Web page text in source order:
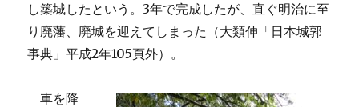
し築城したという。3年で完成したが、直ぐ明治に至
り廃藩、廃城を迎えてしまった（大類伸「日本城郭
事典」平成2年105頁外）。
車を降